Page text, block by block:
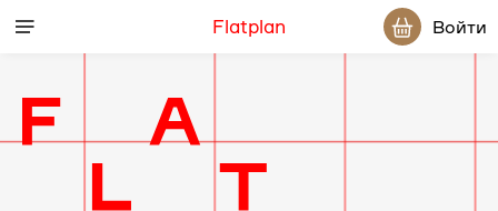
Flatplan Войти
Дизайн-
проект